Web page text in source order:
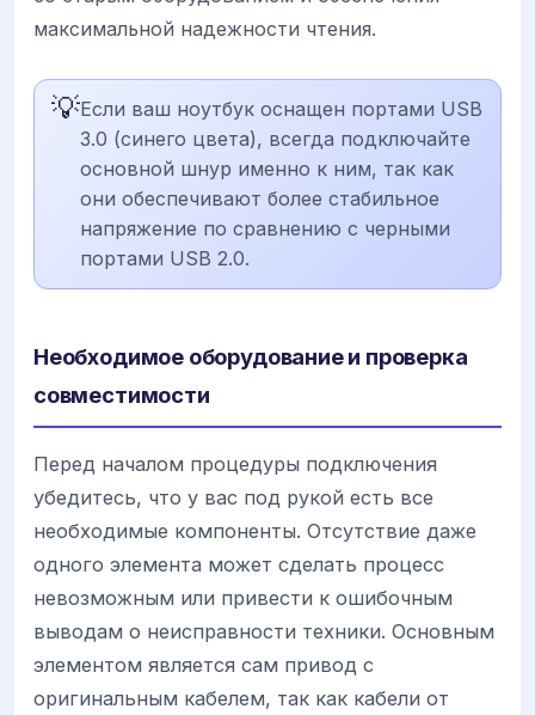
максимальной надежности чтения.
💡Если ваш ноутбук оснащен портами USB
3.0 (синего цвета), всегда подключайте
основной шнур именно к ним, так как
они обеспечивают более стабильное
напряжение по сравнению с черными
портами USB 2.0.
Необходимое оборудование и проверка
совместимости
Перед началом процедуры подключения
убедитесь, что у вас под рукой есть все
необходимые компоненты. Отсутствие даже
одного элемента может сделать процесс
невозможным или привести к ошибочным
выводам о неисправности техники. Основным
элементом является сам привод с
оригинальным кабелем, так как кабели от